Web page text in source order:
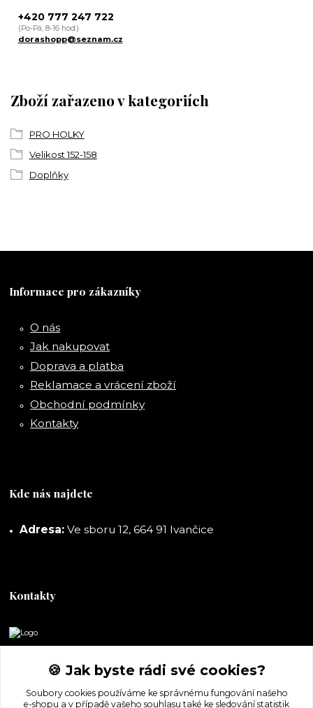
Zboží zařazeno v kategoriích
PRO HOLKY
Velikost 152-158
Doplňky
+420 777 247 722
(Po-Pá, 8-16 hod.)
dorashopp@seznam.cz
Informace pro zákazníky
O nás
Jak nakupovat
Doprava a platba
Reklamace a vrácení zboží
Obchodní podmínky
Kontakty
Kde nás najdete
Adresa: Ve sboru 12, 664 91 Ivančice
Kontakty
+420 777 247 722
(Po-Pá, 8-16 hod.)
🍪 Jak byste rádi své cookies?
Soubory cookies používáme ke správnému fungování našeho
e-shopu a v případě vašeho souhlasu také ke sledování statistik